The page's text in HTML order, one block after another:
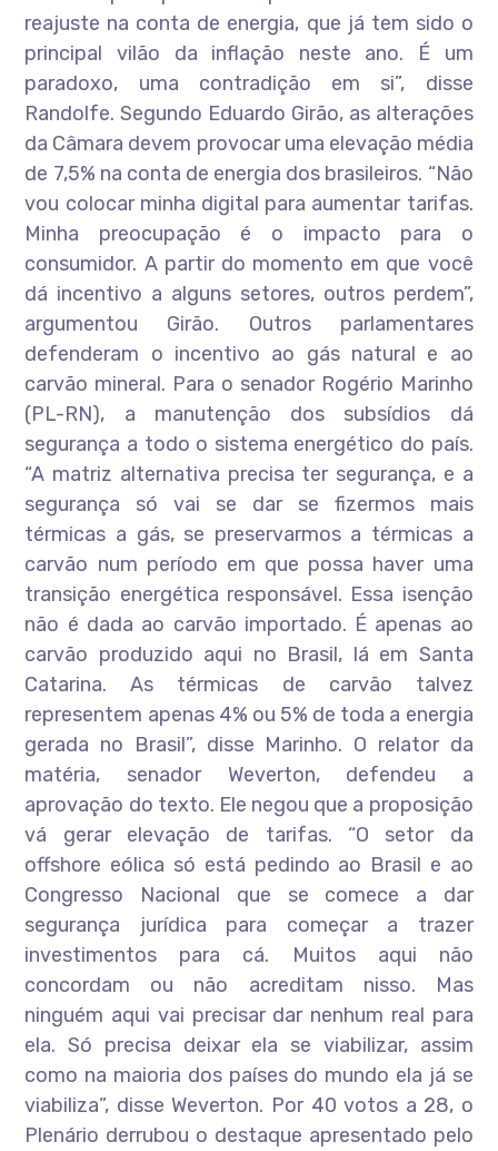
reajuste na conta de energia, que já tem sido o
principal vilão da inflação neste ano. É um
paradoxo, uma contradição em si”, disse
Randolfe. Segundo Eduardo Girão, as alterações
da Câmara devem provocar uma elevação média
de 7,5% na conta de energia dos brasileiros. “Não
vou colocar minha digital para aumentar tarifas.
Minha preocupação é o impacto para o
consumidor. A partir do momento em que você
dá incentivo a alguns setores, outros perdem”,
argumentou Girão. Outros parlamentares
defenderam o incentivo ao gás natural e ao
carvão mineral. Para o senador Rogério Marinho
(PL-RN), a manutenção dos subsídios dá
segurança a todo o sistema energético do país.
“A matriz alternativa precisa ter segurança, e a
segurança só vai se dar se fizermos mais
térmicas a gás, se preservarmos a térmicas a
carvão num período em que possa haver uma
transição energética responsável. Essa isenção
não é dada ao carvão importado. É apenas ao
carvão produzido aqui no Brasil, lá em Santa
Catarina. As térmicas de carvão talvez
representem apenas 4% ou 5% de toda a energia
gerada no Brasil”, disse Marinho. O relator da
matéria, senador Weverton, defendeu a
aprovação do texto. Ele negou que a proposição
vá gerar elevação de tarifas. “O setor da
offshore eólica só está pedindo ao Brasil e ao
Congresso Nacional que se comece a dar
segurança jurídica para começar a trazer
investimentos para cá. Muitos aqui não
concordam ou não acreditam nisso. Mas
ninguém aqui vai precisar dar nenhum real para
ela. Só precisa deixar ela se viabilizar, assim
como na maioria dos países do mundo ela já se
viabiliza”, disse Weverton. Por 40 votos a 28, o
Plenário derrubou o destaque apresentado pelo